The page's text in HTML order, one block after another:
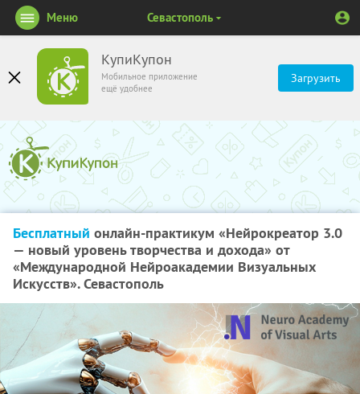
КупиКупон
Мобильное приложение
ещё удобнее
Загрузить
Меню Севастополь
Бесплатный онлайн-практикум «Нейрокреатор 3.0
— новый уровень творчества и дохода» от
«Международной Нейроакадемии Визуальных
Искусств». Севастополь